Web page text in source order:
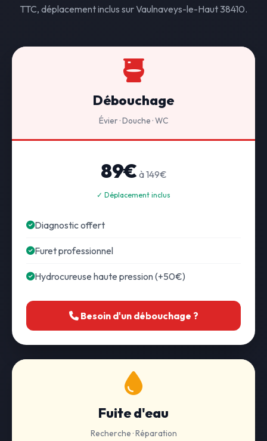
TTC, déplacement inclus sur Vaulnaveys-le-Haut 38410.
Débouchage
Évier · Douche · WC
89€ à 149€
✓ Déplacement inclus
Diagnostic offert
Furet professionnel
Hydrocureuse haute pression (+50€)
Besoin d'un débouchage ?
Fuite d'eau
Recherche · Réparation